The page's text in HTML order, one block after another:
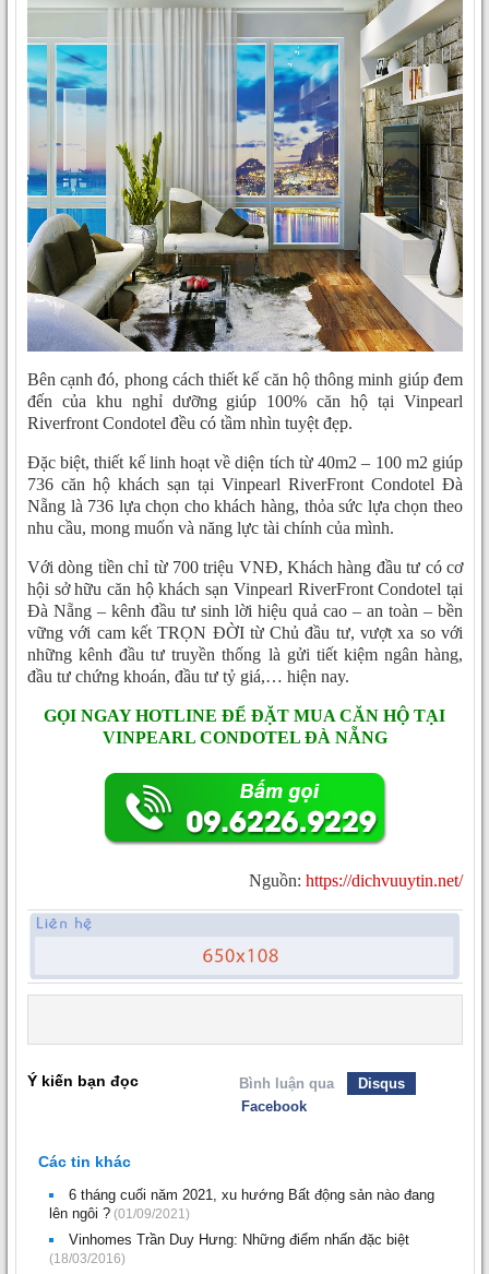
Bên cạnh đó, phong cách thiết kế căn hộ thông minh giúp đem
đến của khu nghỉ dưỡng giúp 100% căn hộ tại Vinpearl
Riverfront Condotel đều có tầm nhìn tuyệt đẹp.
Đặc biệt, thiết kế linh hoạt về diện tích từ 40m2 – 100 m2 giúp
736 căn hộ khách sạn tại Vinpearl RiverFront Condotel Đà
Nẵng là 736 lựa chọn cho khách hàng, thỏa sức lựa chọn theo
nhu cầu, mong muốn và năng lực tài chính của mình.
Với dòng tiền chỉ từ 700 triệu VNĐ, Khách hàng đầu tư có cơ
hội sở hữu căn hộ khách sạn Vinpearl RiverFront Condotel tại
Đà Nẵng – kênh đầu tư sinh lời hiệu quả cao – an toàn – bền
vững với cam kết TRỌN ĐỜI từ Chủ đầu tư, vượt xa so với
những kênh đầu tư truyền thống là gửi tiết kiệm ngân hàng,
đầu tư chứng khoán, đầu tư tỷ giá,… hiện nay.
GỌI NGAY HOTLINE ĐỂ ĐẶT MUA CĂN HỘ TẠI
VINPEARL CONDOTEL ĐÀ NẴNG
Nguồn: https://dichvuuytin.net/
Ý kiến bạn đọc Bình luận qua
Disqus
Facebook
Các tin khác
6 tháng cuối năm 2021, xu hướng Bất động sản nào đang
lên ngôi ? (01/09/2021)
Vinhomes Trần Duy Hưng: Những điểm nhấn đặc biệt
(18/03/2016)